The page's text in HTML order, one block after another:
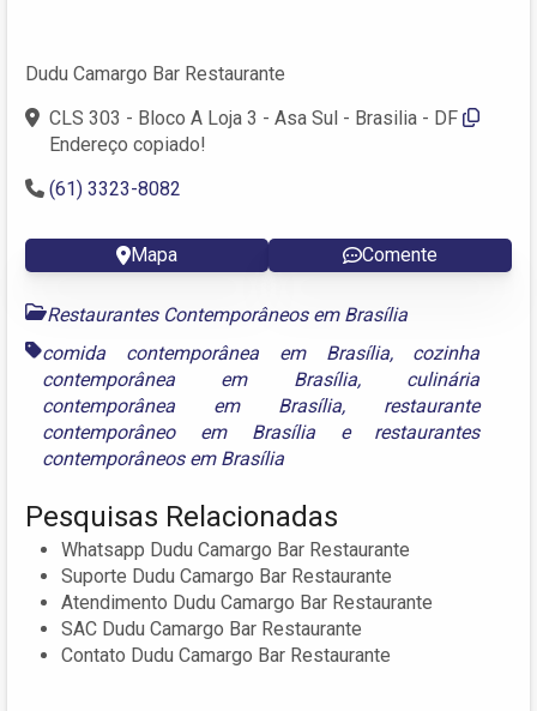
Dudu Camargo Bar Restaurante
CLS 303 - Bloco A Loja 3 - Asa Sul - Brasilia - DF
Endereço copiado!
(61) 3323-8082
Mapa Comente
Restaurantes Contemporâneos em Brasília
comida contemporânea em Brasília, cozinha
contemporânea em Brasília, culinária
contemporânea em Brasília, restaurante
contemporâneo em Brasíliae restaurantes
contemporâneos em Brasília
Pesquisas Relacionadas
Whatsapp Dudu Camargo Bar Restaurante
Suporte Dudu Camargo Bar Restaurante
Atendimento Dudu Camargo Bar Restaurante
SAC Dudu Camargo Bar Restaurante
Contato Dudu Camargo Bar Restaurante